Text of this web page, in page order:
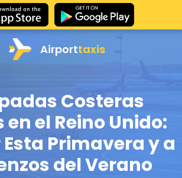
Airporttaxis
Costeras
el Reino Unido:
Esta Primavera y a
del Verano